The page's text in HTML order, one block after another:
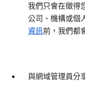
我們只會在徵得
公司、機構或個
資訊前，我們都
與網域管理員分